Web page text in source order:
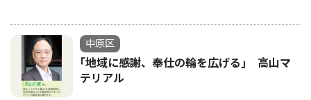
中原区
｢地域に感謝、奉仕の輪を広げる｣ 高山マ
テリアル